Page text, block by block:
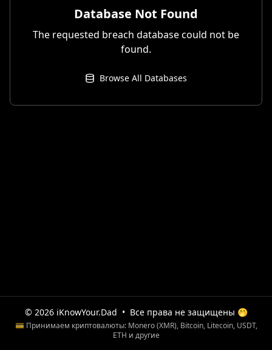
Database Not Found
The requested breach database could not be
found.
Browse All Databases
© 2026 iKnowYour.Dad • Все права не защищены 🤭
💳 Принимаем криптовалюты: Monero (XMR), Bitcoin, Litecoin, USDT,
ETH и другие